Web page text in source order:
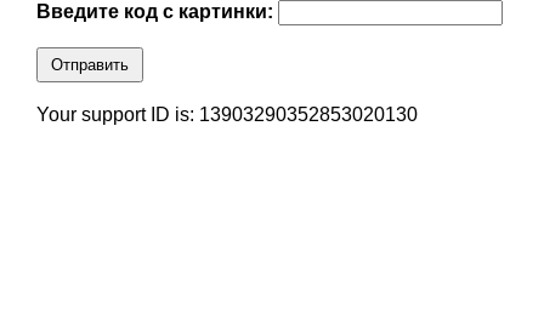
Введите код с картинки:
Отправить
Your support ID is: 13903290352853020130